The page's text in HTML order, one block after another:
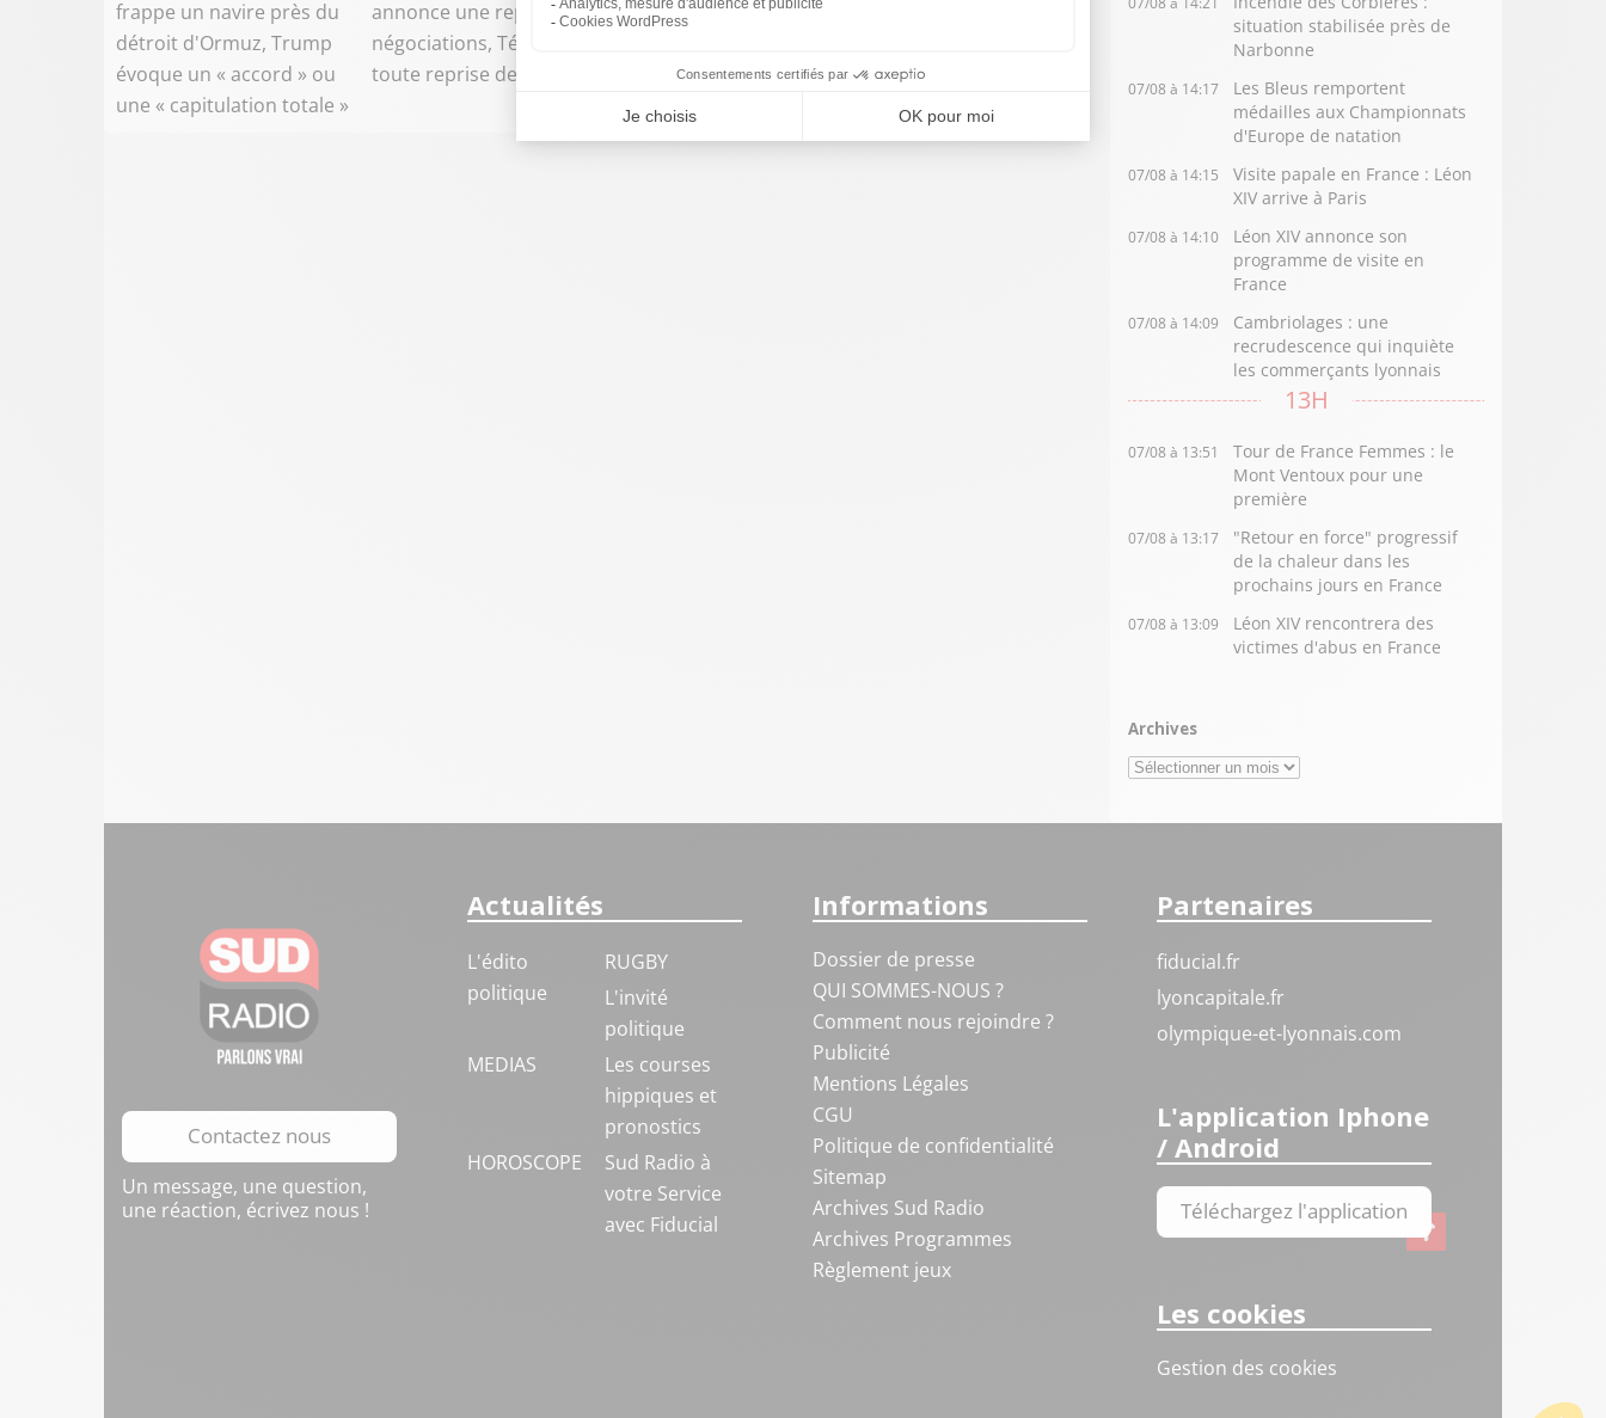
frappe un navire près du
détroit d'Ormuz, Trump
évoque un « accord » ou
une « capitulation totale »
annonce une reprise des
négociations, Téhéran nie
toute reprise de dialogue
attaque hybride"
suspendre Schengen
situation stabilisée près de
Narbonne
07/08 à 14:17
Les Bleus remportent
médailles aux Championnats
d'Europe de natation
07/08 à 14:15
Visite papale en France : Léon
XIV arrive à Paris
07/08 à 14:10
Léon XIV annonce son
programme de visite en
France
07/08 à 14:09
Cambriolages : une
recrudescence qui inquiète
les commerçants lyonnais
13H
07/08 à 13:51
Tour de France Femmes : le
Mont Ventoux pour une
première
07/08 à 13:17
"Retour en force" progressif
de la chaleur dans les
prochains jours en France
07/08 à 13:09
Léon XIV rencontrera des
victimes d'abus en France
Archives
Archives
Contactez nous
Un message, une question,
une réaction, écrivez nous !
Actualités
L'édito
politique
RUGBY
L'invité
politique
MEDIAS
Les courses
hippiques et
pronostics
HOROSCOPE
Sud Radio à
votre Service
avec Fiducial
Informations
Dossier de presse
QUI SOMMES-NOUS ?
Comment nous rejoindre ?
Publicité
Mentions Légales
CGU
Politique de confidentialité
Sitemap
Archives Sud Radio
Archives Programmes
Règlement jeux
Partenaires
fiducial.fr
lyoncapitale.fr
olympique-et-lyonnais.com
L'application Iphone
/ Android
Téléchargez l'application
Les cookies
Gestion des cookies